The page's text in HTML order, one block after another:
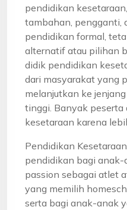
pendidikan
tambahan, pengganti,
pendidikan formal,
alternatif atau pilihan
didik pendidikan
dari masyarakat yang
melanjutkan ke
tinggi. Banyak
kesetaraan karena
Pendidikan
pendidikan bagi
passion sebagai atlet
yang memilih
serta bagi anak-anak